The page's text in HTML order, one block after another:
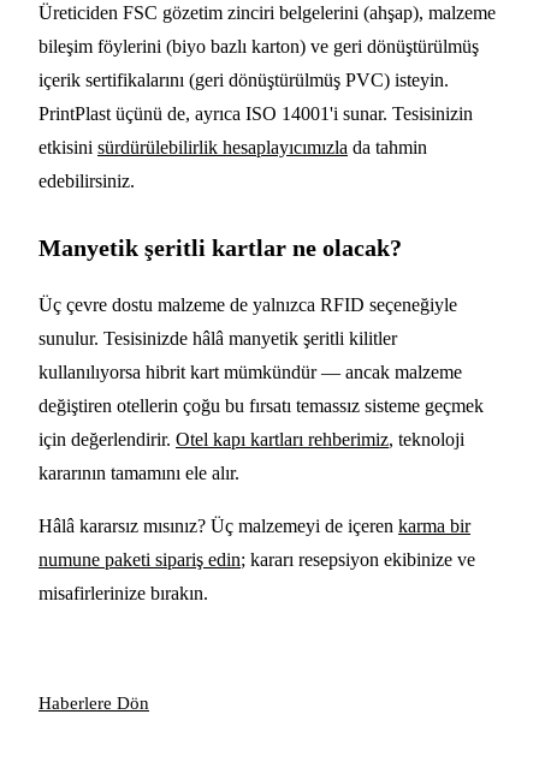
Üreticiden FSC gözetim zinciri belgelerini (ahşap), malzeme
bileşim föylerini (biyo bazlı karton) ve geri dönüştürülmüş
içerik sertifikalarını (geri dönüştürülmüş PVC) isteyin.
PrintPlast üçünü de, ayrıca ISO 14001'i sunar. Tesisinizin
etkisini sürdürülebilirlik hesaplayıcımızla da tahmin
edebilirsiniz.
Manyetik şeritli kartlar ne olacak?
Üç çevre dostu malzeme de yalnızca RFID seçeneğiyle
sunulur. Tesisinizde hâlâ manyetik şeritli kilitler
kullanılıyorsa hibrit kart mümkündür — ancak malzeme
değiştiren otellerin çoğu bu fırsatı temassız sisteme geçmek
için değerlendirir. Otel kapı kartları rehberimiz, teknoloji
kararının tamamını ele alır.
Hâlâ kararsız mısınız? Üç malzemeyi de içeren karma bir
numune paketi sipariş edin; kararı resepsiyon ekibinize ve
misafirlerinize bırakın.
Haberlere Dön